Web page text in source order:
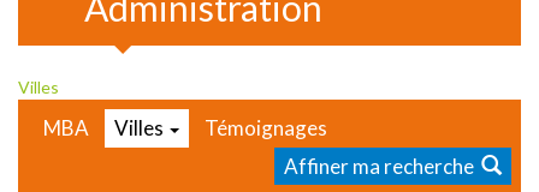
Villes
MBA Villes
Témoignages
Affiner ma recherche